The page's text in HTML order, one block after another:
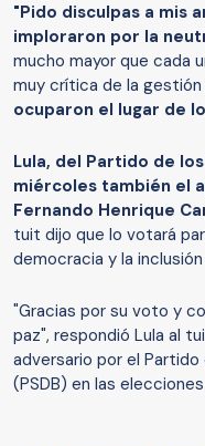
"Pido disculpas a mis
imploraron por la
mucho mayor que cada
muy crítica de la gestión
ocuparon el lugar de
Lula, del Partido de
miércoles también el
Fernando Henrique
tuit dijo que lo votará
democracia y la
"Gracias por su voto y
paz", respondió Lula al
adversario por el Partido
(PSDB) en las